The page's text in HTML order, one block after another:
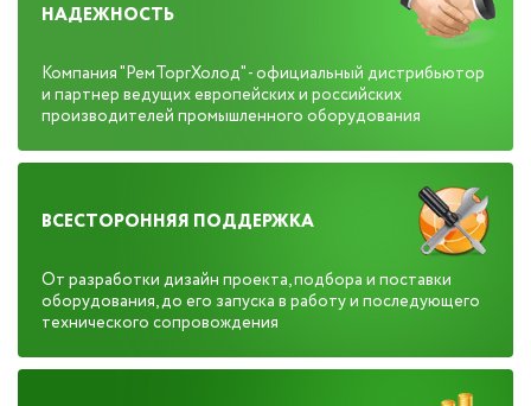
НАДЕЖНОСТЬ
Компания "РемТоргХолод" - официальный дистрибьютор
и партнер ведущих европейских и российских
производителей промышленного оборудования
ВСЕСТОРОННЯЯ ПОДДЕРЖКА
От разработки дизайн проекта, подбора и поставки
оборудования, до его запуска в работу и последующего
технического сопровождения